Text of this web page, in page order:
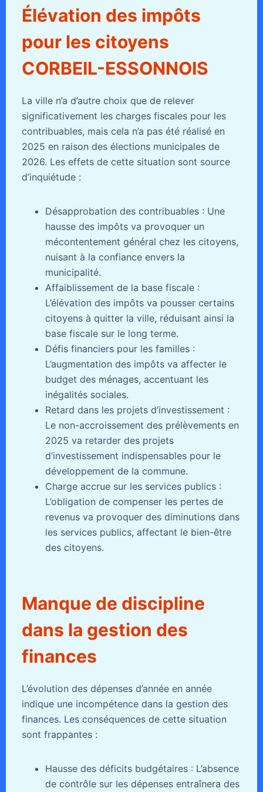
Élévation des impôts
pour les citoyens
CORBEIL-ESSONNOIS
La ville n’a d’autre choix que de relever
significativement les charges fiscales pour les
contribuables, mais cela n’a pas été réalisé en
2025 en raison des élections municipales de
2026. Les effets de cette situation sont source
d’inquiétude :
Désapprobation des contribuables : Une
hausse des impôts va provoquer un
mécontentement général chez les citoyens,
nuisant à la confiance envers la
municipalité.
Affaiblissement de la base fiscale :
L’élévation des impôts va pousser certains
citoyens à quitter la ville, réduisant ainsi la
base fiscale sur le long terme.
Défis financiers pour les familles :
L’augmentation des impôts va affecter le
budget des ménages, accentuant les
inégalités sociales.
Retard dans les projets d’investissement :
Le non-accroissement des prélèvements en
2025 va retarder des projets
d’investissement indispensables pour le
développement de la commune.
Charge accrue sur les services publics :
L’obligation de compenser les pertes de
revenus va provoquer des diminutions dans
les services publics, affectant le bien-être
des citoyens.
Manque de discipline
dans la gestion des
finances
L’évolution des dépenses d’année en année
indique une incompétence dans la gestion des
finances. Les conséquences de cette situation
sont frappantes :
Hausse des déficits budgétaires : L’absence
de contrôle sur les dépenses entraînera des